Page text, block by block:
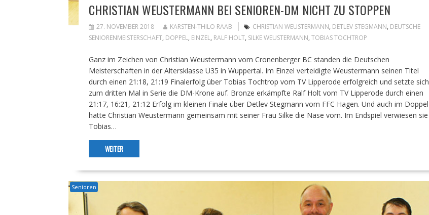
CHRISTIAN WEUSTERMANN BEI SENIOREN-DM NICHT ZU STOPPEN
27. NOVEMBER 2018 KARSTEN-THILO RAAB CHRISTIAN WEUSTERMANN, DETLEV STEGMANN, DEUTSCHE
SENIORENMEISTERSCHAFT, DOPPEL, EINZEL, RALF HOLT, SILKE WEUSTERMANN, TOBIAS TOCHTROP
Ganz im Zeichen von Christian Weustermann vom Cronenberger BC standen die Deutschen
Meisterschaften in der Altersklasse Ü35 in Wuppertal. Im Einzel verteidigte Weustermann seinen Titel
durch einen 21:18, 21:19 Finalerfolg über Tobias Tochtrop vom TV Lipperode erfolgreich und setzte sich
zum dritten Mal in Serie die DM-Krone auf. Bronze erkämpfte Ralf Holt vom TV Lipperode durch einen
21:17, 16:21, 21:12 Erfolg im kleinen Finale über Detlev Stegmann vom FFC Hagen. Und auch im Doppel
hatte Christian Weustermann gemeinsam mit seiner Frau Silke die Nase vorn. Im Endspiel verwiesen sie
Tobias…
WEITER
Senioren